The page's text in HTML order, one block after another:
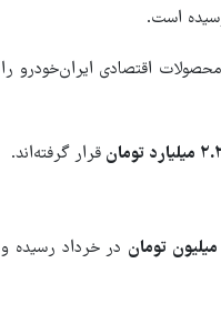
است.
در میان محصولات اقتصادی ایران‌خودرو را
قرار گرفته‌اند.
در خرداد رسیده و